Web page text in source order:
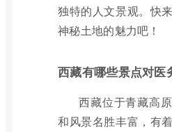
独特的人文景观。快
神秘土地的魅力吧！
西藏有哪些景点对医
西藏位于青藏高
和风景名胜丰富，有